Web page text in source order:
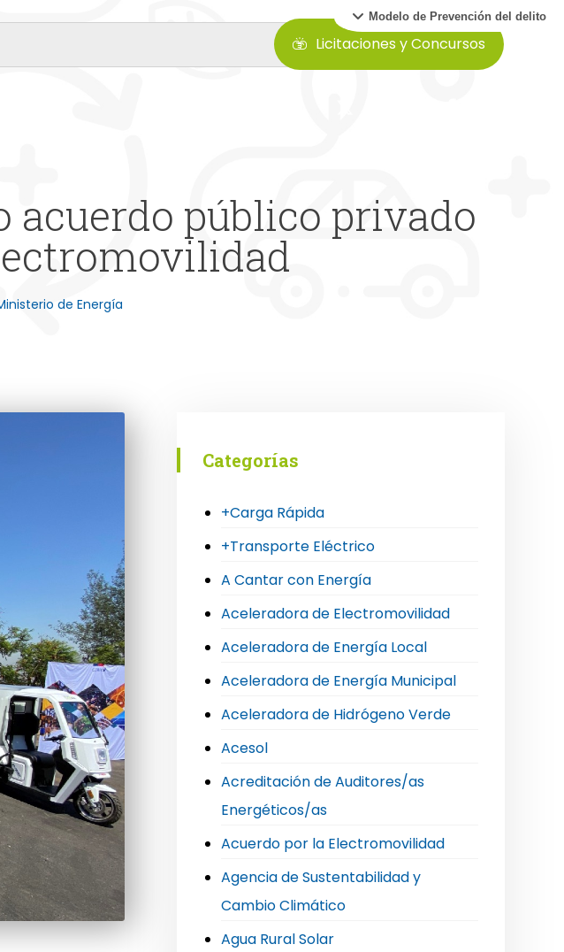
Modelo de Prevención del delito
Licitaciones y Concursos
público privado
de Energía
Categorías
+Carga Rápida
+Transporte Eléctrico
A Cantar con Energía
Aceleradora de Electromovilidad
Aceleradora de Energía Local
Aceleradora de Energía Municipal
Aceleradora de Hidrógeno Verde
Acesol
Acreditación de Auditores/as
Energéticos/as
Acuerdo por la Electromovilidad
Agencia de Sustentabilidad y
Cambio Climático
Agua Rural Solar